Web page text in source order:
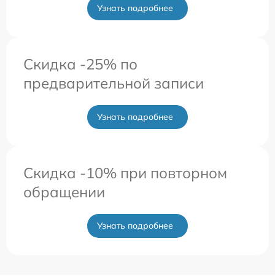
Узнать подробнее
Скидка -25% по
предварительной записи
Узнать подробнее
Скидка -10% при повторном
обращении
Узнать подробнее